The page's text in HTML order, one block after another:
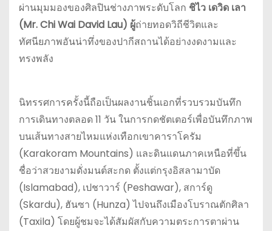
ผ่านมุมมองของศิลปินช่างภาพระดับโลก ชิไว เดวิด เลา
(Mr. Chi Wai David Lau) ผู้ถ่ายทอดวิถีชีวิตและ
ทัศนียภาพอันน่าทึ่งของปากีสถานได้อย่างงดงามและ
ทรงพลัง
นิทรรศการครั้งนี้ถือเป็นผลงานชิ้นเอกที่รวบรวมบันทึก
การเดินทางตลอด 11 วัน ในการกดชัตเตอร์เพื่อบันทึกภาพ
บนเส้นทางสายไหมแห่งเทือกเขาคาราโครัม
(Karakoram Mountains) และดินแดนภาคเหนือที่ขึ้น
ชื่อว่าสวยงามดั่งมนต์สะกด ตั้งแต่กรุงอิสลามาบัด
(Islamabad), เปชาวาร์ (Peshawar), สการ์ดู
(Skardu), ฮันซา (Hunza) ไปจนถึงเมืองโบราณตักศิลา
(Taxila) โดยผู้ชมจะได้สัมผัสกับความตระการตาผ่าน